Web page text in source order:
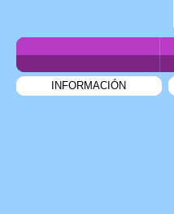
INFORMACIÓN